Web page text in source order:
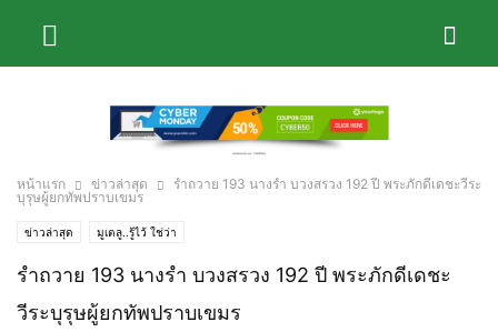
หน้าแรก ข่าวล่าสุด
รำถวาย 193 นางรำ บวงสรวง 192 ปี พระภักดีเดชะวีระ
บุรุษผู้ยกทัพปราบเขมร
ข่าวล่าสุด มูเตลู..รู้ไว้ ใช่ว่า
รำถวาย 193 นางรำ บวงสรวง 192 ปี พระภักดีเดชะ
วีระบุรุษผู้ยกทัพปราบเขมร